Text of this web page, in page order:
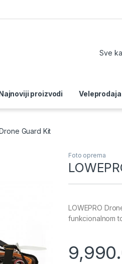
proizvodi Veleprodaja
Guard Kit
Foto oprema
LOWEPRO
funkcionalnom